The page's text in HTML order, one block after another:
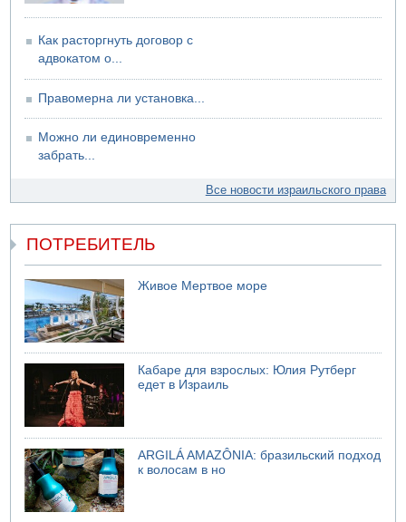
Как расторгнуть договор с
адвокатом о...
Правомерна ли установка...
Можно ли единовременно
забрать...
Все новости израильского права
ПОТРЕБИТЕЛЬ
Живое Мертвое море
Кабаре для взрослых: Юлия Рутберг
едет в Израиль
ARGILÁ AMAZÔNIA: бразильский подход
к волосам в но